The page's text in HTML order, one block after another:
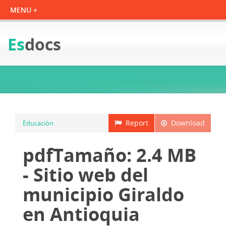
Esdocs
Download
Report
Educación
pdfTamaño: 2.4 MB
- Sitio web del
municipio Giraldo
en Antioquia